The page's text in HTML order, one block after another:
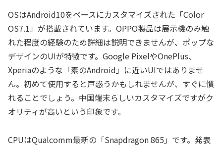
OSはAndroid10をベースにカスタマイズされた「Color
OS7.1」が搭載されています。OPPO製品は展示機のみ触
れた程度の経験のため詳細は説明できませんが、ポップな
デザインのUIが特徴です。Google PixelやOnePlus、
Xperiaのような「素のAndroid」に近いUIではありませ
ん。初めて使用すると戸惑うかもしれませんが、すぐに慣
れることでしょう。中国端末らしいカスタマイズですがク
オリティが高いという印象です。
CPUはQualcomm最新の「Snapdragon 865」です。発表